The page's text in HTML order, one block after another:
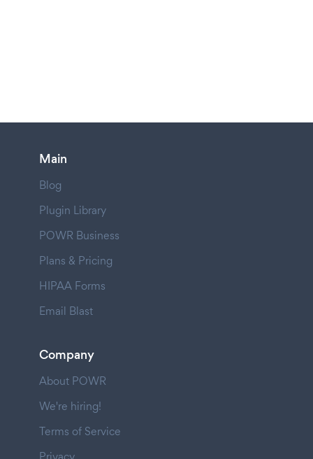
Main
Blog
Plugin Library
POWR Business
Plans & Pricing
HIPAA Forms
Email Blast
Company
About POWR
We're hiring!
Terms of Service